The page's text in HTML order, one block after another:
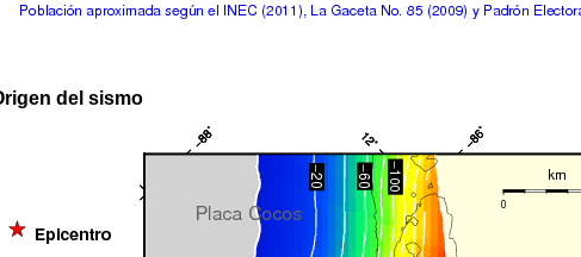
del sismo